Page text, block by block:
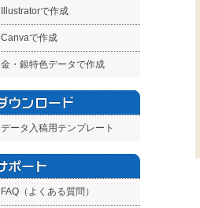
Illustratorで作成
Canvaで作成
金・銀特色データで作成
データ入稿用テンプレート
FAQ（よくある質問）